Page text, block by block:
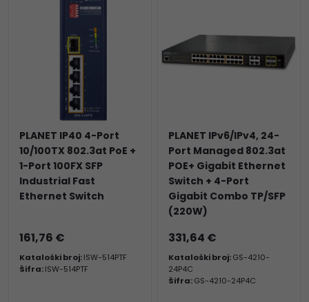
PLANET IP40 4-Port
10/100TX 802.3at PoE +
1-Port 100FX SFP
Industrial Fast
Ethernet Switch
161,76 €
Kataloški broj:ISW-514PTF
Šifra:ISW-514PTF
PLANET IPv6/IPv4, 24-
Port Managed 802.3at
POE+ Gigabit Ethernet
Switch + 4-Port
Gigabit Combo TP/SFP
(220W)
331,64 €
Kataloški broj:GS-4210-
24P4C
Šifra:GS-4210-24P4C